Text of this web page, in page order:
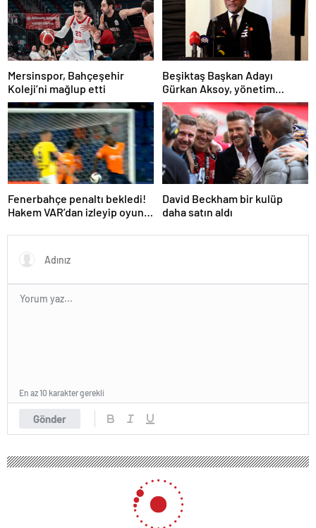
Mersinspor, Bahçeşehir
Koleji’ni mağlup etti
Beşiktaş Başkan Adayı
Gürkan Aksoy, yönetim
kurulunu tanıttı
Fenerbahçe penaltı bekledi!
Hakem VAR’dan izleyip oyunu
David Beckham bir kulüp
daha satın aldı
Gönder
En az 10 karakter gerekli